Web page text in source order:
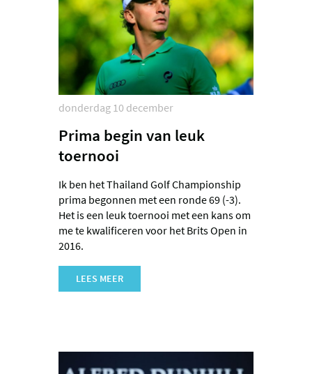
donderdag 10 december
Prima begin van leuk
toernooi
Ik ben het Thailand Golf Championship
prima begonnen met een ronde 69 (-3).
Het is een leuk toernooi met een kans om
me te kwalificeren voor het Brits Open in
2016.
LEES MEER